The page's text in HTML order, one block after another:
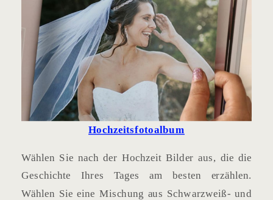
Hochzeitsfotoalbum
Wählen Sie nach der Hochzeit Bilder aus, die die
Geschichte Ihres Tages am besten erzählen.
Wählen Sie eine Mischung aus Schwarzweiß- und